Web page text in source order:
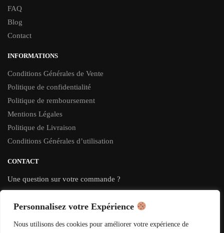
Personnalisez votre Expérience
Nous utilisons des cookies pour améliorer votre expérience de
FAQ
Blog
Contact
INFORMATIONS
Conditions Générales de Vente
Politique de confidentialité
Politique de remboursement
Mentions Légales
Politique de Livraison
Conditions Générales d’utilisation
CONTACT
Une question sur votre commande ?
contact@jupe-plissee.com